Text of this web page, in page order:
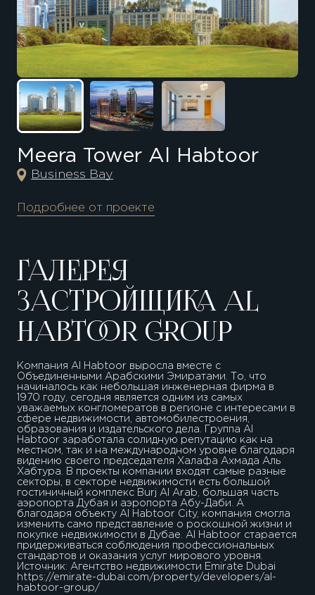
Meera Tower Al Habtoor
Business Bay
Подробнее от проекте
ГАЛЕРЕЯ
ЗАСТРОЙЩИКА AL
HABTOOR GROUP
Компания Al Habtoor выросла вместе с
Объединенными Арабскими Эмиратами. То, что
начиналось как небольшая инженерная фирма в
1970 году, сегодня является одним из самых
уважаемых конгломератов в регионе с интересами в
сфере недвижимости, автомобилестроения,
образования и издательского дела. Группа Al
Habtoor заработала солидную репутацию как на
местном, так и на международном уровне благодаря
видению своего председателя Халафа Ахмада Аль
Хабтура. В проекты компании входят самые разные
секторы, в секторе недвижимости есть большой
гостиничный комплекс Burj Al Arab, большая часть
аэропорта Дубая и аэропорта Абу-Даби. А
благодаря объекту Al Habtoor City, компания смогла
изменить само представление о роскошной жизни и
покупке недвижимости в Дубае. Al Habtoor старается
придерживаться соблюдения профессиональных
стандартов и оказания услуг мирового уровня.
Источник: Агентство недвижимости Emirate Dubai
https://emirate-dubai.com/property/developers/al-
habtoor-group/